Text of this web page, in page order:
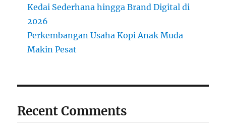
Kedai Sederhana hingga Brand Digital di
2026
Perkembangan Usaha Kopi Anak Muda
Makin Pesat
Recent Comments